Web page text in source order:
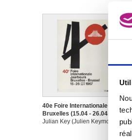
40e Foire Internationale
Bruxelles (15.04 - 26.04.1967)
Julian Key (Julien Keymolen)